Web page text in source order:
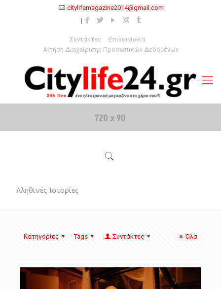
citylifemagazine2014@gmail.com
Συντάκτες
Επικοινωνία
Αίτηση Διαχείρισης Προσωπικών Δεδομένων
Αληθινές Ιστορίες
Κατηγορίες Tags Συντάκτες Όλα